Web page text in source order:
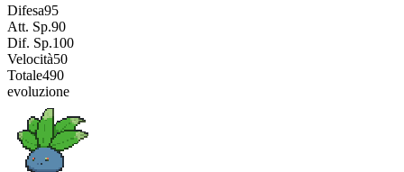
Difesa95
Att. Sp.90
Dif. Sp.100
Velocità50
Totale490
evoluzione